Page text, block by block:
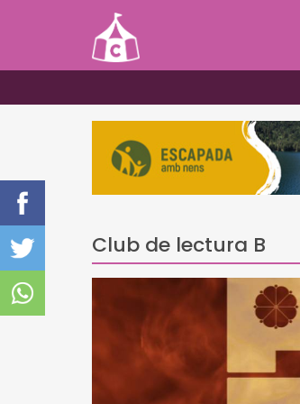
Club de lectura B